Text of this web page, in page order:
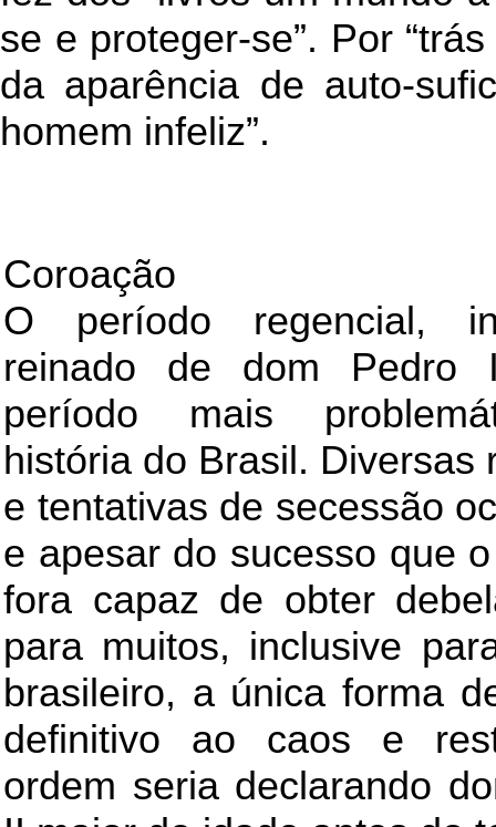
se e proteger-se”. Por
da aparência de auto-
homem infeliz”.
Coroação
O período regencial,
reinado de dom
período mais
história do Brasil. Diversas
e tentativas de secessão
e apesar do sucesso que
fora capaz de obter
para muitos, inclusive
brasileiro, a única forma
definitivo ao caos e
ordem seria declarando